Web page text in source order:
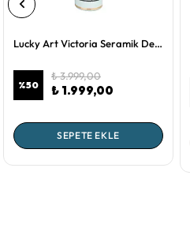
Lucky Art Victoria Seramik Desenli Renkli Vazo 44 cm
%50
₺ 3.999,00
₺ 1.999,00
SEPETE EKLE